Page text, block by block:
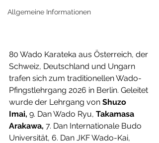
Allgemeine Informationen
80 Wado Karateka aus Österreich, der
Schweiz, Deutschland und Ungarn
trafen sich zum traditionellen Wado-
Pfingstlehrgang 2026 in Berlin. Geleitet
wurde der Lehrgang von Shuzo
Imai, 9. Dan Wado Ryu, Takamasa
Arakawa, 7. Dan Internationale Budo
Universität, 6. Dan JKF Wado-Kai,